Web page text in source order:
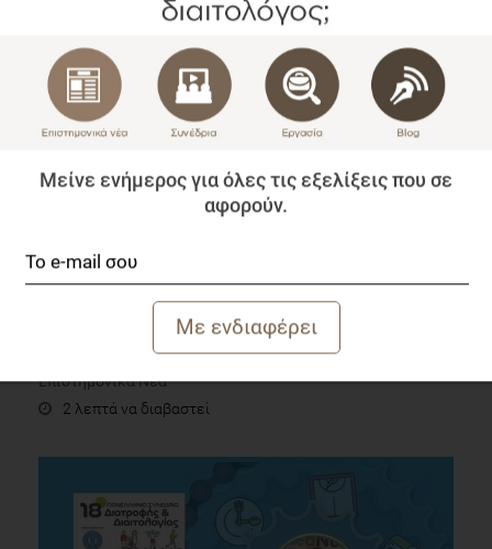
Επίσημη θέση: Ο ρόλος του Διαιτολόγου στην
αντιμετώπιση του διαβήτη
Επιστημονικά Νέα
2 λεπτά να διαβαστεί
Μείνε ενήμερος για όλες τις εξελίξεις που σε
αφορούν.